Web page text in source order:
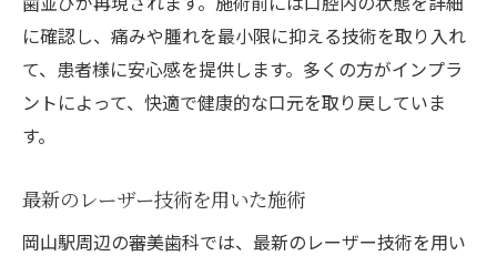
に確認し、痛みや腫れを最小限に抑える技術を取り入れ
て、患者様に安心感を提供します。多くの方がインプラ
ントによって、快適で健康的な口元を取り戻していま
す。
最新のレーザー技術を用いた施術
岡山駅周辺の審美歯科では、最新のレーザー技術を用い